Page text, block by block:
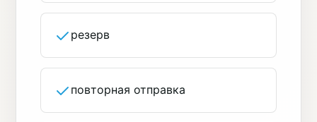
резерв
повторная отправка